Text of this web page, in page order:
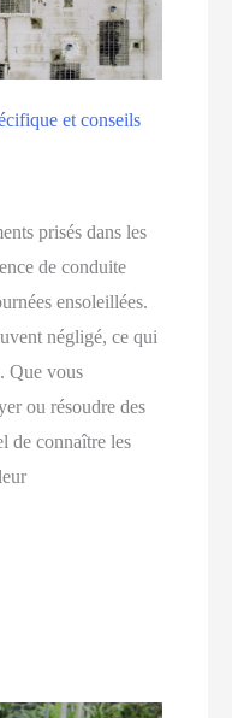
et conseils
prisés dans les
de conduite
ensoleillées.
négligé, ce qui
Que vous
ou résoudre des
de connaître les